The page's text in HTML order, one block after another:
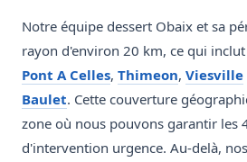
Notre équipe dessert Obaix et sa
rayon d'environ 20 km, ce qui
Pont A Celles, Thimeon, Viesville
Baulet. Cette couverture
zone où nous pouvons garantir les
d'intervention urgence. Au-delà,